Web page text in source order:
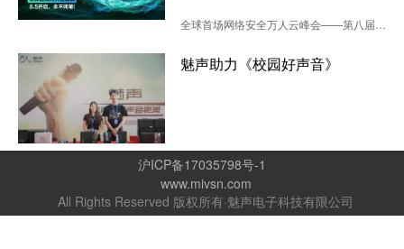
本届ISC采用“万人在线”的云会议形式...
魅声助力《校园好声音》
沪ICP备17035798号-1
www.mivsn.com
All Rights Reserved 版权所有·魅声电子科技有限公司